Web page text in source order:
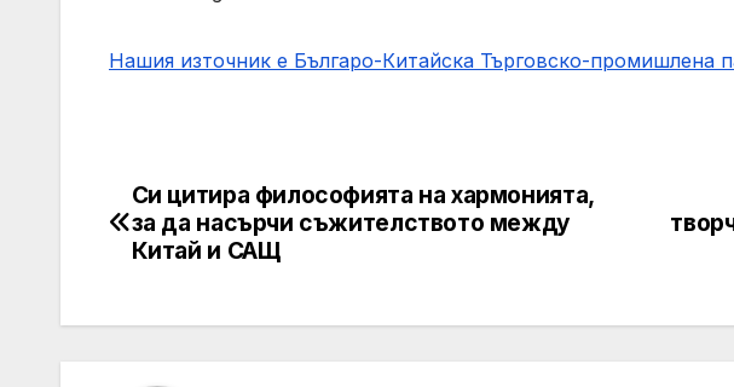
Нашия източник е Българо-Китайска Търговско-промишлена
Post
navigation
Си цитира философията на хармонията,
за да насърчи съжителството между
Китай и САЩ